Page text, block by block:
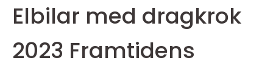
Elbilar med dragkrok
2023 Framtidens